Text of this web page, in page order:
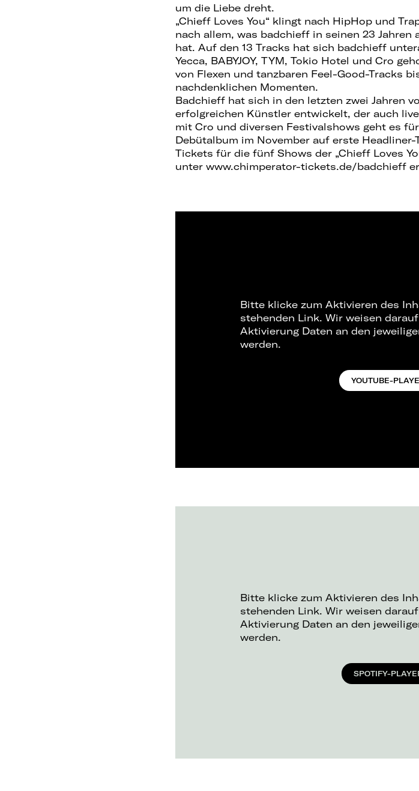
um die Liebe dreht.
„Chieff Loves You“ klingt nach HipHop und
nach allem, was badchieff in seinen 23
hat. Auf den 13 Tracks hat sich badchieff
Yecca, BABYJOY, TYM, Tokio Hotel und Cro
von Flexen und tanzbaren Feel-Good-Tracks
nachdenklichen Momenten.
Badchieff hat sich in den letzten zwei Jahren
erfolgreichen Künstler entwickelt, der auch
mit Cro und diversen Festivalshows geht es
Debütalbum im November auf erste Headliner-
Tickets für die fünf Shows der „Chieff Loves
unter www.chimperator-tickets.de/badchieff
Bitte klicke zum Aktivieren des
stehenden Link. Wir weisen
Aktivierung Daten an den
werden.
YOUTUBE-
Bitte klicke zum Aktivieren des
stehenden Link. Wir weisen
Aktivierung Daten an den
werden.
SPOTIFY-